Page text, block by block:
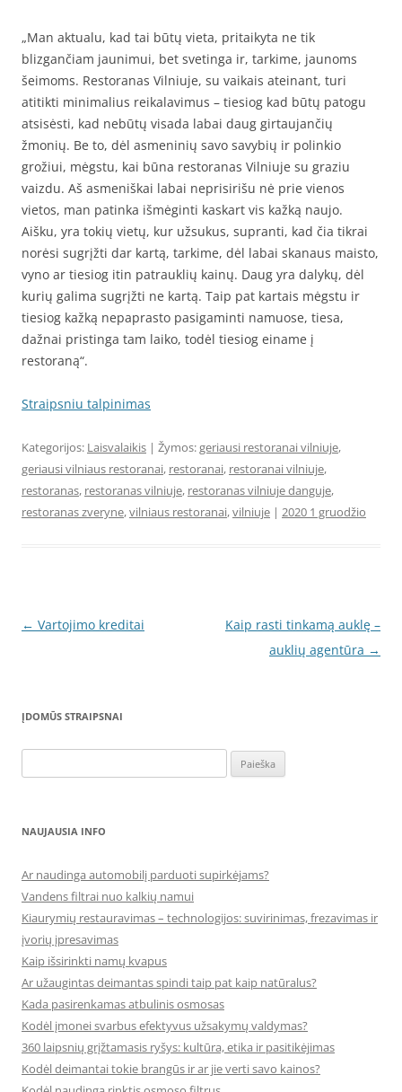
„Man aktualu, kad tai būtų vieta, pritaikyta ne tik
blizgančiam jaunimui, bet svetinga ir, tarkime, jaunoms
šeimoms. Restoranas Vilniuje, su vaikais ateinant, turi
atitikti minimalius reikalavimus – tiesiog kad būtų patogu
atsisėsti, kad nebūtų visada labai daug girtaujančių
žmonių. Be to, dėl asmeninių savo savybių ir polinkio
grožiui, mėgstu, kai būna restoranas Vilniuje su graziu
vaizdu. Aš asmeniškai labai neprisirišu nė prie vienos
vietos, man patinka išmėginti kaskart vis kažką naujo.
Aišku, yra tokių vietų, kur užsukus, supranti, kad čia tikrai
norėsi sugrįžti dar kartą, tarkime, dėl labai skanaus maisto,
vyno ar tiesiog itin patrauklių kainų. Daug yra dalykų, dėl
kurių galima sugrįžti ne kartą. Taip pat kartais mėgstu ir
tiesiog kažką nepaprasto pasigaminti namuose, tiesa,
dažnai pristinga tam laiko, todėl tiesiog einame į
restoraną“.
Straipsniu talpinimas
Kategorijos: Laisvalaikis | Žymos:geriausi restoranai vilniuje,
geriausi vilniaus restoranai, restoranai, restoranai vilniuje,
restoranas, restoranas vilniuje, restoranas vilniuje danguje,
restoranas zveryne,vilniaus restoranai,vilniuje | 2020 1 gruodžio
Įrašo
← Vartojimo kreditai
Kaip rasti tinkamą auklę –
auklių agentūra →
ĮDOMŪS STRAIPSNAI
NAUJAUSIA INFO
Ar naudinga automobilį parduoti supirkėjams?
Vandens filtrai nuo kalkių namui
Kiaurymių restauravimas – technologijos: suvirinimas, frezavimas ir
įvorių įpresavimas
Kaip išsirinkti namų kvapus
Ar užaugintas deimantas spindi taip pat kaip natūralus?
Kada pasirenkamas atbulinis osmosas
Kodėl įmonei svarbus efektyvus užsakymų valdymas?
360 laipsnių grįžtamasis ryšys: kultūra, etika ir pasitikėjimas
Kodėl deimantai tokie brangūs ir ar jie verti savo kainos?